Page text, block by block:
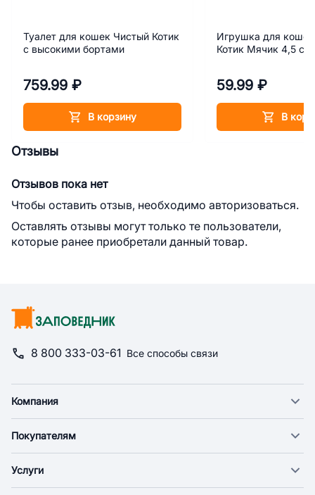
Туалет для кошек Чистый Котик
с высокими бортами
759.99 ₽
В корзину
Игрушка для
Котик Мячик 4,5 см
59.99 ₽
В
Отзывы
Отзывов пока нет
Чтобы оставить отзыв, необходимо авторизоваться.
Оставлять отзывы могут только те пользователи,
которые ранее приобретали данный товар.
8 800 333-03-61 Все способы связи
Компания
Новости
Поставщикам
Покупателям
Экспресс доставка
Услуги